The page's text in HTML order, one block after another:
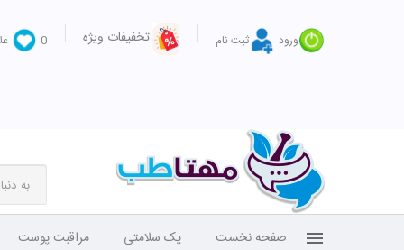
ورود ثبت نام تخفیفات ویژه 0
صفحه نخست پک سلامتی مراقبت پوست